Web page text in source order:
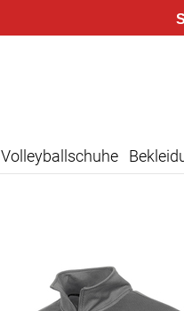
Volleyballschuhe